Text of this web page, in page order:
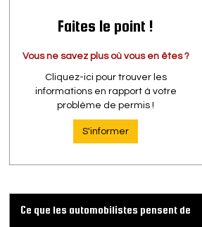
Faites le point !
Vous ne savez plus où vous en êtes ?
Cliquez-ici pour trouver les
informations en rapport à votre
problème de permis !
S'informer
Ce que les automobilistes pensent de